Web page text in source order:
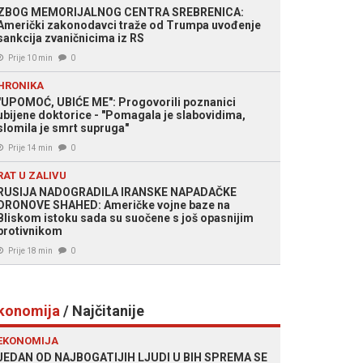
MEMORIJALNOG CENTRA SREBRENICA:
zakonodavci traže od Trumpa uvođenje
zvaničnicima iz RS
Prije 10 min 0
UBIĆE ME": Progovorili poznanici
doktorice - "Pomagala je slabovidima,
je smrt supruga"
Prije 14 min 0
U ZALIVU
NADOGRADILA IRANSKE NAPADAČKE
SHAHED: Američke vojne baze na
istoku sada su suočene s još opasnijim
Prije 18 min 0
/ Najčitanije
OD NAJBOGATIJIH LJUDI U BIH SPREMA SE